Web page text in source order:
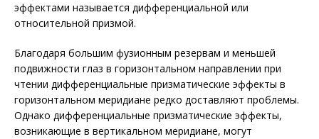
эффектами называется дифференциальной или
относительной призмой.
Благодаря большим фузионным резервам и меньшей
подвижности глаз в горизонтальном направлении при
чтении дифференциальные призматические эффекты в
горизонтальном меридиане редко доставляют проблемы.
Однако дифференциальные призматические эффекты,
возникающие в вертикальном меридиане, могут